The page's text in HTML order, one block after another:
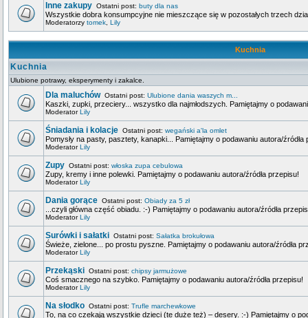
Inne zakupy Ostatni post: buty dla nas
Wszystkie dobra konsumpcyjne nie mieszczące się w pozostałych trzech
Moderatorzy tomek Lily
Kuchnia
Kuchnia
Ulubione potrawy, eksperymenty i zakalce.
Dla maluchówOstatni post: Ulubione dania waszych m...
Kaszki, zupki, przeciery... wszystko dla najmłodszych. Pamiętajmy o
ModeratorLily
Śniadania i kolacje Ostatni post: wegański a'la omlet
Pomysły na pasty, pasztety, kanapki... Pamiętajmy o podawaniu autora/źródła
ModeratorLily
Zupy Ostatni post: włoska zupa cebulowa
Zupy, kremy i inne polewki. Pamiętajmy o podawaniu autora/źródła przepisu!
ModeratorLily
Dania gorące Ostatni post: Obiady za 5 zł
...czyli główna część obiadu. :-) Pamiętajmy o podawaniu autora/źródła
ModeratorLily
Surówki i sałatki Ostatni post: Sałatka brokułowa
Świeże, zielone... po prostu pyszne. Pamiętajmy o podawaniu autora/źródła
ModeratorLily
Przekąski Ostatni post: chipsy jarmużowe
Coś smacznego na szybko. Pamiętajmy o podawaniu autora/źródła przepisu!
ModeratorLily
Na słodko Ostatni post: Trufle marchewkowe
To, na co czekają wszystkie dzieci (te duże też) – desery. :-) Pamiętajmy o